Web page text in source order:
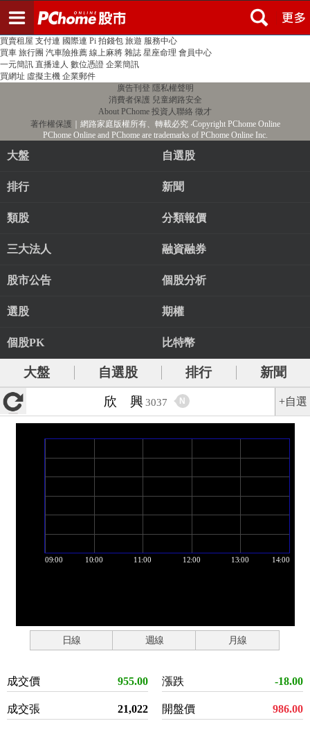
PChome首頁 線上購物 24h購物 書店
買賣租屋 支付連 國際連 Pi 拍錢包 旅遊 服務中心
買車 旅行團 汽車險推薦 線上麻將 雜誌 星座命理 會員中心
一元簡訊 直播達人 數位憑證 企業簡訊
買網址 虛擬主機 企業郵件
廣告刊登 隱私權聲明
消費者保護 兒童網路安全
About PChome 投資人聯絡 徵才
著作權保護 ｜網路家庭版權所有、轉載必究‧Copyright PChome Online
PChome Online and PChome are trademarks of PChome Online Inc.
大盤 自選股
排行 新聞
類股 分類報價
三大法人 融資融券
股市公告 個股分析
選股 期權
個股PK 比特幣
大盤 自選股 排行
新聞
欣 興 3037 N +自選
日線 週線 月線
成交價 955.00
成交張 21,022
漲跌 -18.00
開盤價 986.00